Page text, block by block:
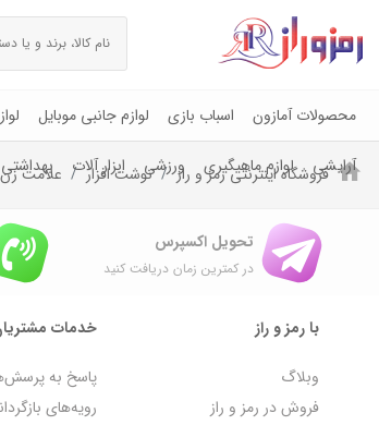
محصولات آمازون اسباب بازی لوازم جانبی موبایل
آرایشی لوازم ماهیگیری ورزشی ابزار آلات بهداشتی فروشگاه اینترنتی رمز و راز نوشت افزار علامت زن
تحویل اکسپرس
در کمترین زمان دریافت کنید
با رمز و راز
وبلاگ
فروش در رمز و راز
خدمات
پاسخ به
رویه‌های